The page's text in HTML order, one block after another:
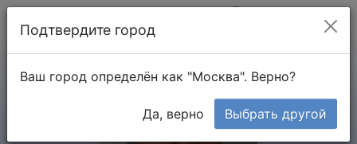
Подтвердите город
Ваш город определён как "Москва". Верно?
Да, верно Выбрать другой